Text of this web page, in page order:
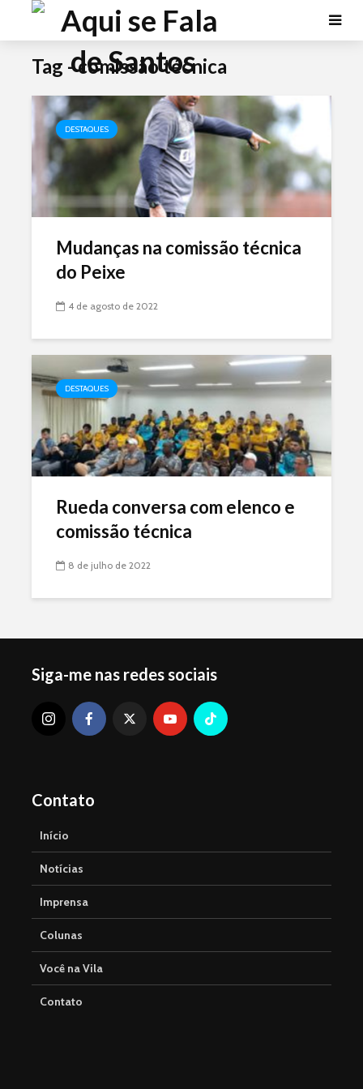
Tag - comissão técnica
DESTAQUES
Mudanças na comissão técnica
do Peixe
4 de agosto de 2022
DESTAQUES
Rueda conversa com elenco e
comissão técnica
8 de julho de 2022
Siga-me nas redes sociais
Contato
Início
Notícias
Imprensa
Colunas
Você na Vila
Contato